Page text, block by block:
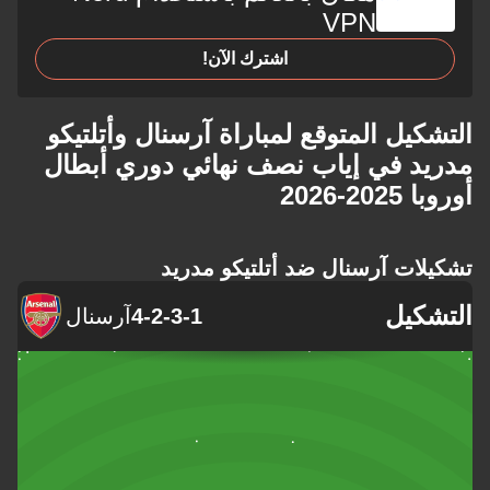
VPN
اشترك الآن!
التشكيل المتوقع لمباراة آرسنال وأتلتيكو
مدريد في إياب نصف نهائي دوري أبطال
أوروبا 2025-2026
تشكيلات آرسنال ضد أتلتيكو مدريد
آرسنال4-2-3-1 التشكيل